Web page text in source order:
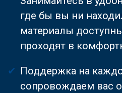
где бы вы ни
материалы
проходят в
Поддержка на
сопровождаем вас